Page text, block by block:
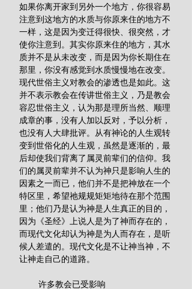
如果你离开家到另外一个地方，你很容易
注意到这地方的水质与你原来住的地方不
一样，这是因为变迁得很快、很突然，才
使你注意到。其实你原来住的地方，其水
质并不是从未改变，而是因为你长期住在
那里，你没有感觉到水质慢慢地在改变。
现代世俗主义对教会的渗透也是如此。这
并不表示教会在传讲世俗主义，乃是教会
容忍世俗主义，认为那是理所当然、顺理
成章的事，没有人加以反对，予以分析，
也没有人大肆批评。从有神论的人生观转
变到世俗化的人生观，虽然是逐渐的，最
后却使我们背离了属灵前辈们的信仰。我
们的属灵前辈并不认为神只是影响人生的
因素之一而已，他们并不是把神放在一个
特区里，希望祂规规矩矩地待在那个范围
里；他们乃是认为神是人生真正的目的，
因为《圣经》上说人是为了神而存在的，
而现代文化却认为神是为人而存在，是听
候人差遣的。现代文化是不让神当神，不
让神走自己的道路。
        许多教会已受影响